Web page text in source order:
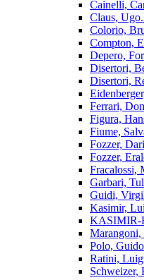
Cainelli,
Claus,
Colorio,
Compton,
Depero,
Disertori,
Disertori,
Ferrari,
Figura,
Fiume,
Fozzer,
Fozzer,
Fracalossi,
Garbari,
Guidi,
Kasimir,
KASIMIR-
Polo,
Ratini,
Schweizer,